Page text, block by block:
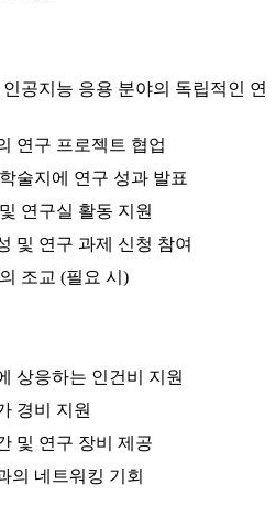
공지능 응용 분야의 독립적인 연
연구 프로젝트 협업
술지에 연구 성과 발표
연구실 활동 지원
및 연구 과제 신청 참여
조교 (필요 시)
상응하는 인건비 지원
경비 지원
및 연구 장비 제공
의 네트워킹 기회